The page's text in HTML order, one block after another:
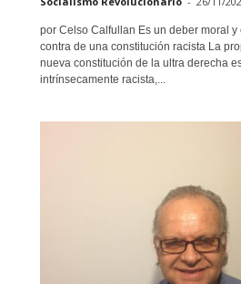
por Celso Calfullan Es un deber moral y
contra de una constitución racista La
nueva constitución de la ultra derecha
intrínsecamente racista,...